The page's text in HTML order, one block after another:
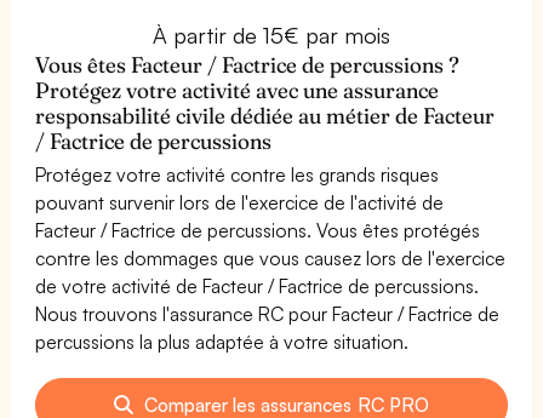
À partir de 15€ par mois
Vous êtes Facteur / Factrice de percussions ?
Protégez votre activité avec une assurance
responsabilité civile dédiée au métier de Facteur
/ Factrice de percussions
Protégez votre activité contre les grands risques
pouvant survenir lors de l'exercice de l'activité de
Facteur / Factrice de percussions. Vous êtes protégés
contre les dommages que vous causez lors de l'exercice
de votre activité de Facteur / Factrice de percussions.
Nous trouvons l'assurance RC pour Facteur / Factrice de
percussions la plus adaptée à votre situation.
Comparer les assurances RC PRO